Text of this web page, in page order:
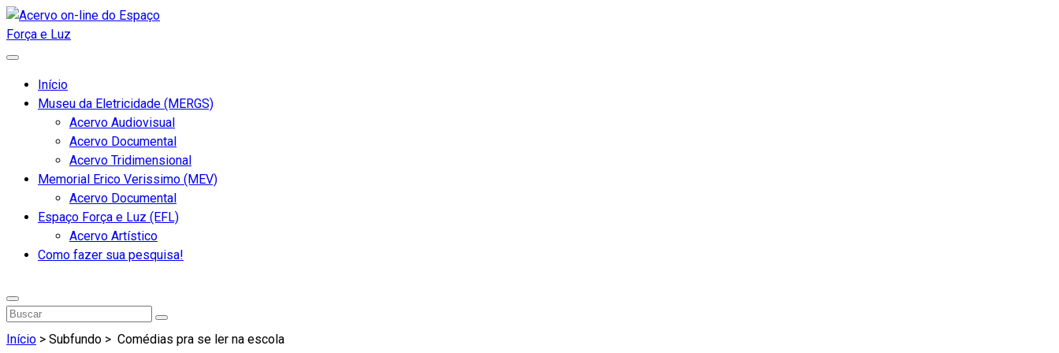
Início
Museu da Eletricidade (MERGS)
Acervo Audiovisual
Acervo Documental
Acervo Tridimensional
Memorial Erico Verissimo (MEV)
Acervo Documental
Espaço Força e Luz (EFL)
Acervo Artístico
Como fazer sua pesquisa!
Início > Subfundo > Comédias pra se ler na escola